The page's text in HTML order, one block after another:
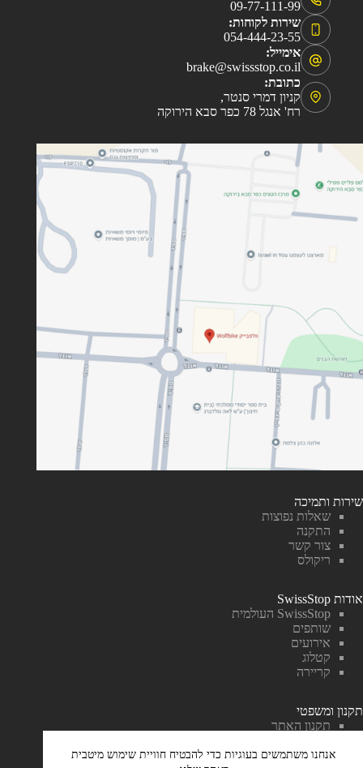
אנחנו משתמשים בעוגיות כדי להבטיח חוויית שימוש מיטבית
09-77-111-99
שירות לקוחות:
054-444-23-55
אימייל:
brake@swissstop.co.il
כתובת:
קניון דמרי סנטר,
רח' אנגל 78 כפר סבא הירוקה
שירות ותמיכה
שאלות נפוצות
התקנה
צור קשר
ריקולס
אודות SwissStop
SwissStop העולמית
שותפים
אירועים
קטלוג
קריירה
תקנון ומשפטי
תקנון האתר
מדיניות הפרטיות